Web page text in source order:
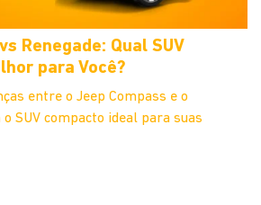
Renegade: Qual SUV
para Você?
entre o Jeep Compass e o
o SUV compacto ideal para suas